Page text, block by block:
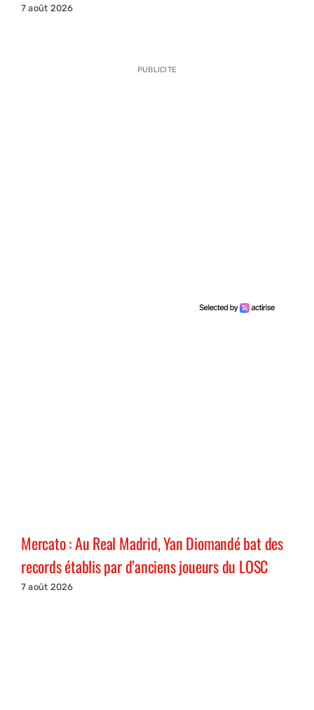
7 août 2026
PUBLICITE
Mercato : Au Real Madrid, Yan Diomandé bat des
records établis par d’anciens joueurs du LOSC
7 août 2026